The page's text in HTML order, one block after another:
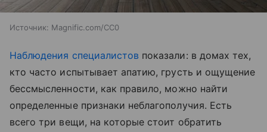
Источник: Magnific.com/CC0
Наблюдения специалистов показали: в домах тех,
кто часто испытывает апатию, грусть и ощущение
бессмысленности, как правило, можно найти
определенные признаки неблагополучия. Есть
всего три вещи, на которые стоит обратить